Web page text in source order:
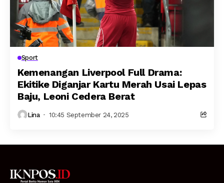
Sport
Kemenangan Liverpool Full Drama:
Ekitike Diganjar Kartu Merah Usai Lepas
Baju, Leoni Cedera Berat
Lina 10:45 September 24, 2025